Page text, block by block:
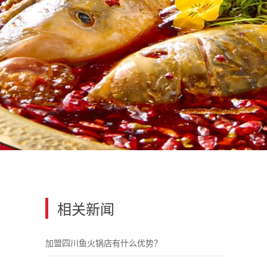
相关新闻
加盟四川鱼火锅店有什么优势？